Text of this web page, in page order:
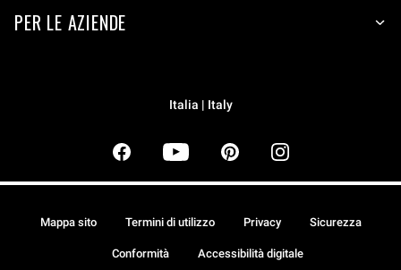
PER LE AZIENDE
Italia | Italy
Mappa sito Termini di utilizzo Privacy Sicurezza
Conformità Accessibilità digitale